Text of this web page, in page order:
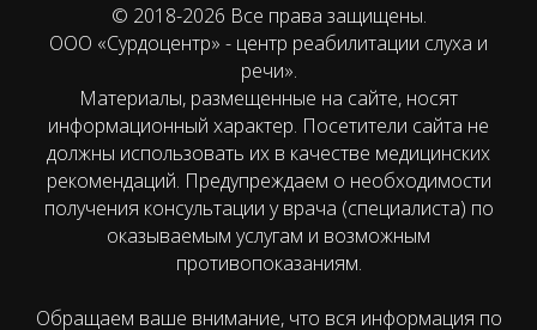
© 2018-2026 Все права защищены.
ООО «Сурдоцентр» - центр реабилитации слуха и
речи».
Материалы, размещенные на сайте, носят
информационный характер. Посетители сайта не
должны использовать их в качестве медицинских
рекомендаций. Предупреждаем о необходимости
получения консультации у врача (специалиста) по
оказываемым услугам и возможным
противопоказаниям.
Обращаем ваше внимание, что вся информация по